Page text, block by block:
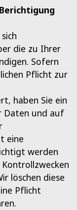
die zu Ihrer
Sofern
Pflicht zur
haben Sie ein
Daten und auf
eine
werden
löschen diese
Pflicht